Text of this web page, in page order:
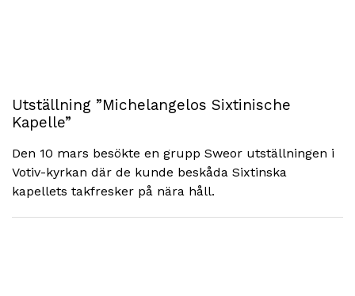
Utställning ”Michelangelos Sixtinische
Kapelle”
Den 10 mars besökte en grupp Sweor utställningen i
Votiv-kyrkan där de kunde beskåda Sixtinska
kapellets takfresker på nära håll.